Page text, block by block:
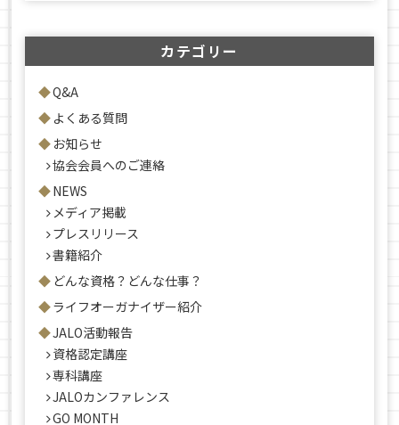
カテゴリー
Q&A
よくある質問
お知らせ
協会会員へのご連絡
NEWS
メディア掲載
プレスリリース
書籍紹介
どんな資格？どんな仕事？
ライフオーガナイザー紹介
JALO活動報告
資格認定講座
専科講座
JALOカンファレンス
GO MONTH